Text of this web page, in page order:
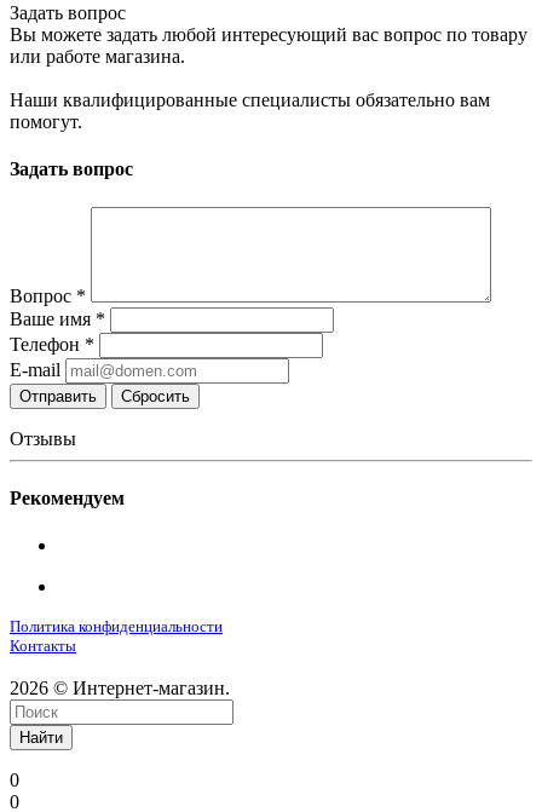
Задать вопрос
Вы можете задать любой интересующий вас вопрос по товару
или работе магазина.
Наши квалифицированные специалисты обязательно вам
помогут.
Задать вопрос
Вопрос *
Ваше имя *
Телефон *
E-mail
Сбросить
Отзывы
Рекомендуем
Политика конфиденциальности
Контакты
2026 © Интернет-магазин.
Найти
0
0